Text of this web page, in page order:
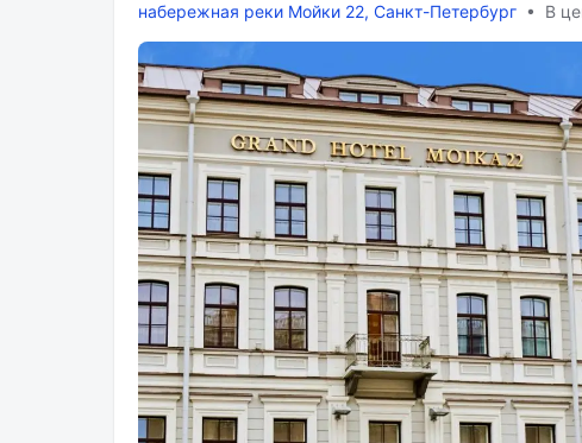
набережная реки Мойки 22, Санкт-Петербург • В